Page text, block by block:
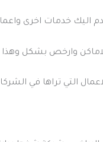
اليك خدمات اخرى
وارخص بشكل وهذا
التي تراها في